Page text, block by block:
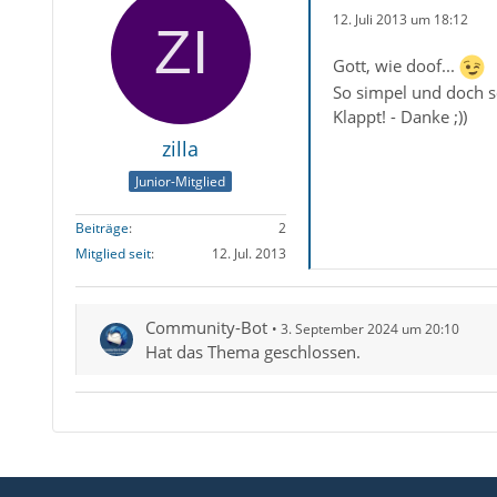
zilla
Junior-Mitglied
Beiträge
2
Mitglied seit
12. Jul. 2013
12. Juli 2013 um 18:12
Gott, wie doof...
So simpel und doch
Klappt! - Danke ;))
Community-Bot 3. September 2024 um 20:10
Hat das Thema geschlossen.